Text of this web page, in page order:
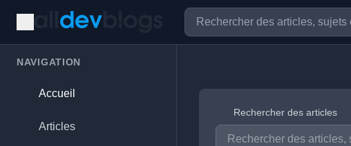
NAVIGATION
Accueil
Articles
Rechercher des articles